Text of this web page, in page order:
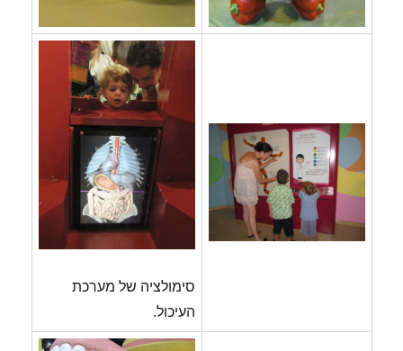
סימולציה של מערכת
העיכול.